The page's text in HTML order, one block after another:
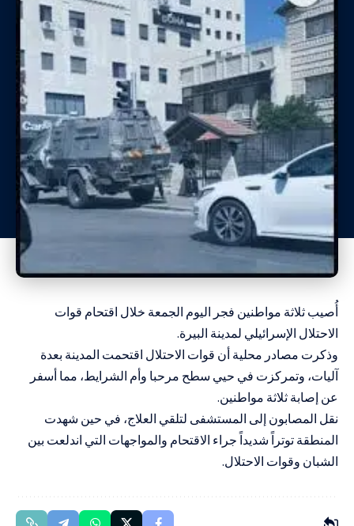
أُصيب ثلاثة مواطنين فجر اليوم الجمعة خلال اقتحام قوات
الاحتلال الإسرائيلي لمدينة البيرة.
وذكرت مصادر محلية أن قوات الاحتلال اقتحمت المدينة بعدة
آليات، وتمركزت في حيي سطح مرحبا وأم الشرايط، مما أسفر
عن إصابة ثلاثة مواطنين.
نقل المصابون إلى المستشفى لتلقي العلاج، في حين شهدت
المنطقة توتراً شديداً جراء الاقتحام والمواجهات التي اندلعت بين
الشبان وقوات الاحتلال.